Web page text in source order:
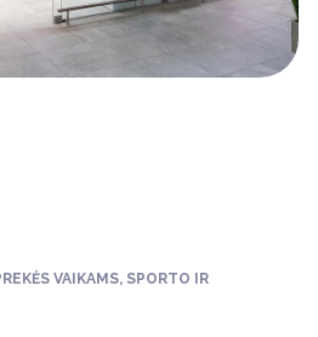
VAIKAMS, SPORTO IR